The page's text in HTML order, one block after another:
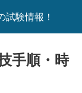
験情報！
手順・時